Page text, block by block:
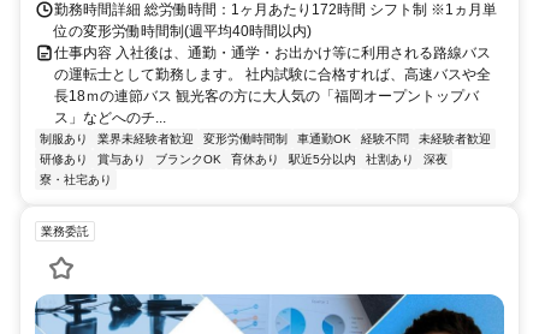
勤務時間詳細 総労働時間：1ヶ月あたり172時間 シフト制 ※1ヵ月単
位の変形労働時間制(週平均40時間以内)
仕事内容 入社後は、通勤・通学・お出かけ等に利用される路線バス
の運転士として勤務します。 社内試験に合格すれば、高速バスや全
長18ｍの連節バス 観光客の方に大人気の「福岡オープントップバ
ス」などへのチ...
制服あり 業界未経験者歓迎 変形労働時間制 車通勤OK 経験不問
未経験者歓迎
研修あり
賞与あり ブランクOK 育休あり 駅近5分以内 社割あり
深夜
寮・社宅あり
業務委託